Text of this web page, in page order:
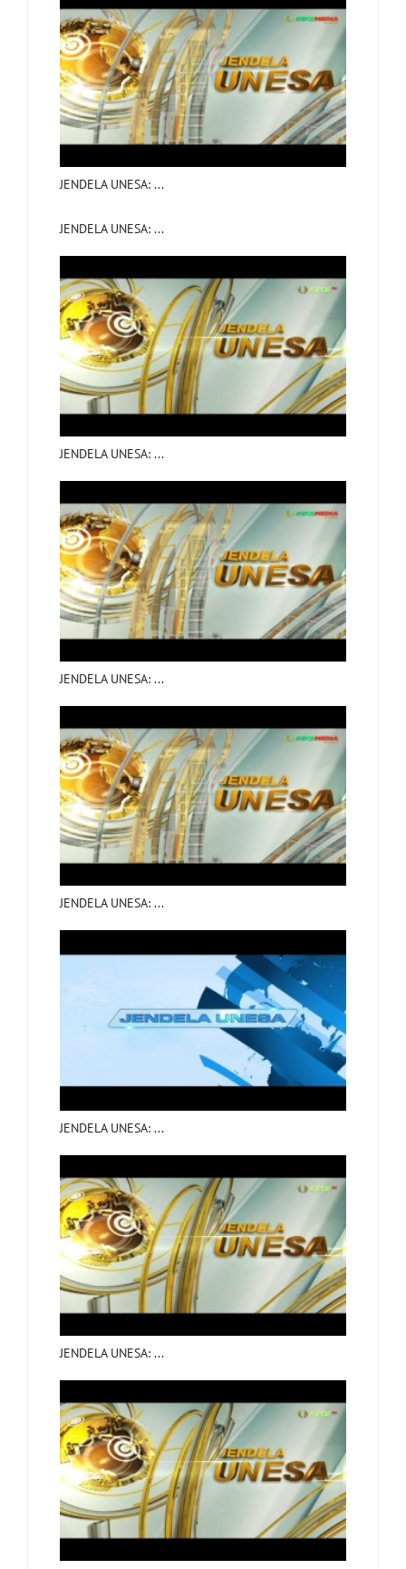
JENDELA UNESA: ...
JENDELA UNESA: ...
JENDELA UNESA: ...
JENDELA UNESA: ...
JENDELA UNESA: ...
JENDELA UNESA: ...
JENDELA UNESA: ...